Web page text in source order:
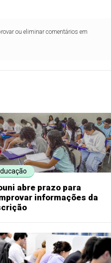
ou eliminar comentários em
abre prazo para
informações da